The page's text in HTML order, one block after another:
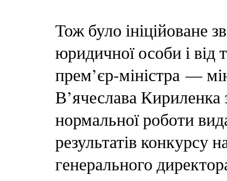
Тож було ініційоване
юридичної особи і від
прем’єр-міністра —
В’ячеслава Кириленка
нормальної роботи
результатів конкурсу
генерального